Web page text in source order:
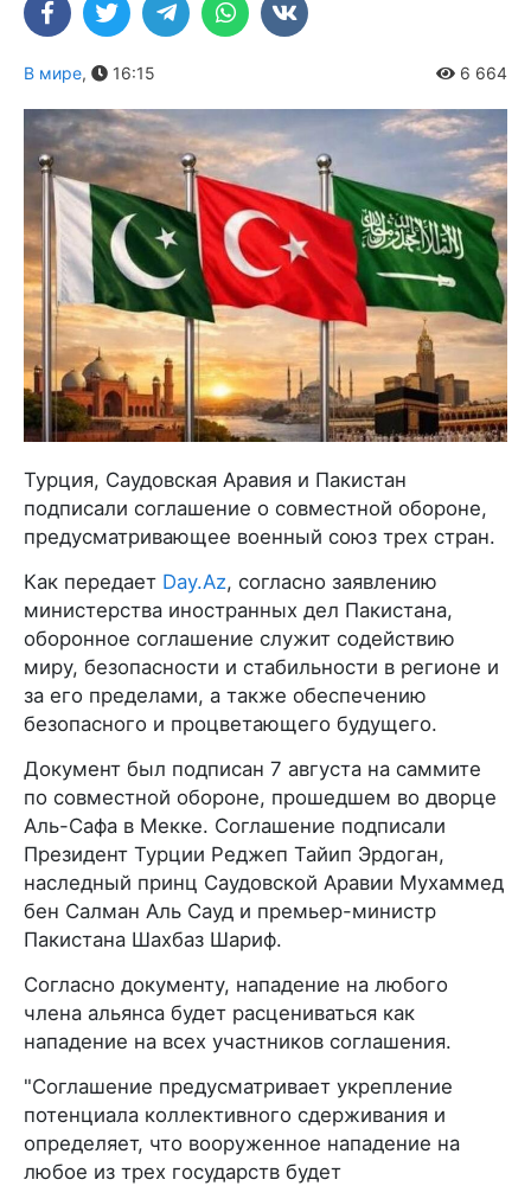
В мире, 16:15 6 664
Турция, Саудовская Аравия и Пакистан
подписали соглашение о совместной обороне,
предусматривающее военный союз трех стран.
Как передает Day.Az, согласно заявлению
министерства иностранных дел Пакистана,
оборонное соглашение служит содействию
миру, безопасности и стабильности в регионе и
за его пределами, а также обеспечению
безопасного и процветающего будущего.
Документ был подписан 7 августа на саммите
по совместной обороне, прошедшем во дворце
Аль-Сафа в Мекке. Соглашение подписали
Президент Турции Реджеп Тайип Эрдоган,
наследный принц Саудовской Аравии Мухаммед
бен Салман Аль Сауд и премьер-министр
Пакистана Шахбаз Шариф.
Согласно документу, нападение на любого
члена альянса будет расцениваться как
нападение на всех участников соглашения.
"Соглашение предусматривает укрепление
потенциала коллективного сдерживания и
определяет, что вооруженное нападение на
любое из трех государств будет